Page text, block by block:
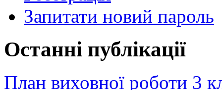
Запитати новий пароль
Останні публікації
План виховної роботи 3